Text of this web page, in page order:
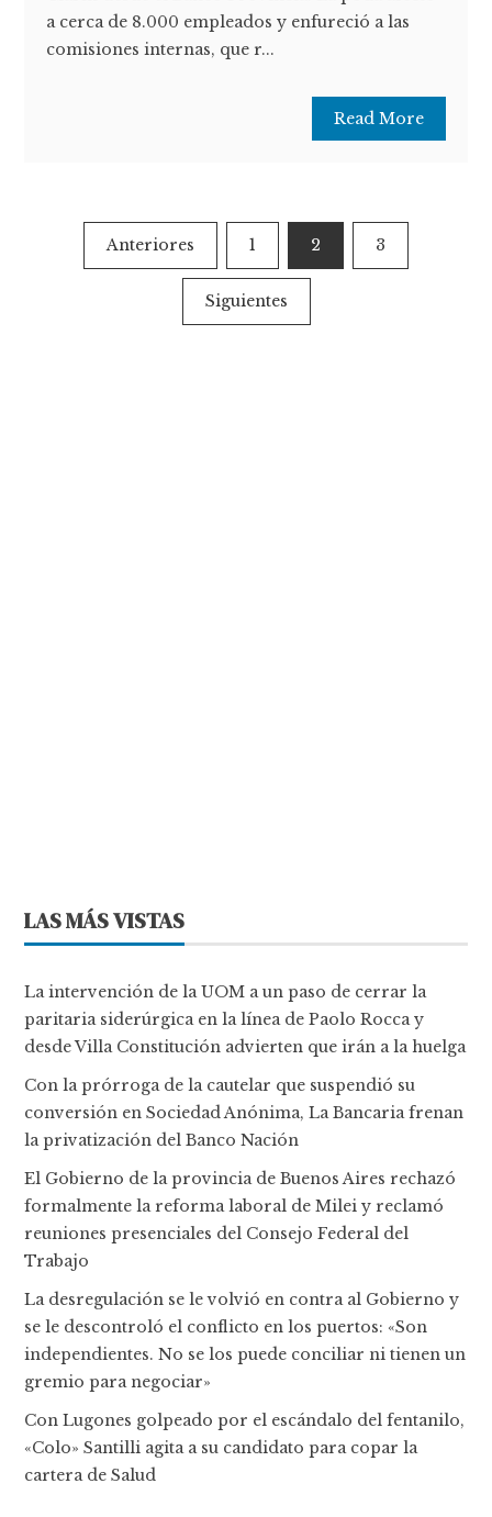
a cerca de 8.000 empleados y enfureció a las
comisiones internas, que r...
Read More
Paginación
Anteriores 1 2 3
Siguientes
LAS MÁS VISTAS
La intervención de la UOM a un paso de cerrar la
paritaria siderúrgica en la línea de Paolo Rocca y
desde Villa Constitución advierten que irán a la huelga
Con la prórroga de la cautelar que suspendió su
conversión en Sociedad Anónima, La Bancaria frenan
la privatización del Banco Nación
El Gobierno de la provincia de Buenos Aires rechazó
formalmente la reforma laboral de Milei y reclamó
reuniones presenciales del Consejo Federal del
Trabajo
La desregulación se le volvió en contra al Gobierno y
se le descontroló el conflicto en los puertos: «Son
independientes. No se los puede conciliar ni tienen un
gremio para negociar»
Con Lugones golpeado por el escándalo del fentanilo,
«Colo» Santilli agita a su candidato para copar la
cartera de Salud